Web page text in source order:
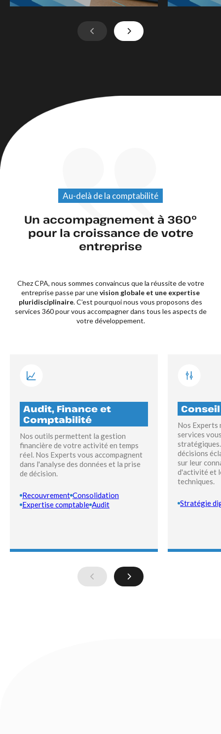
Au-delà de la comptabilité
Un accompagnement à 360°
pour la croissance de votre
entreprise
Chez CPA, nous sommes convaincus que la réussite de votre
entreprise passe par unevision globale et une expertise
pluridisciplinaire. C’est pourquoi nous vous proposons des
services 360 pour vous accompagner dans tous les aspects de
votre développement.
Audit, Finance et
Comptabilité
Nos outils permettent la gestion
financière de votre activité en temps
réel. Nos Experts vous accompagnent
dans l'analyse des données et la prise
de décision.
Recouvrement Consolidation
Expertise comptable Audit
Nos Experts
services
décisions
sur leur
d'activité et
techniques.
Stratégie